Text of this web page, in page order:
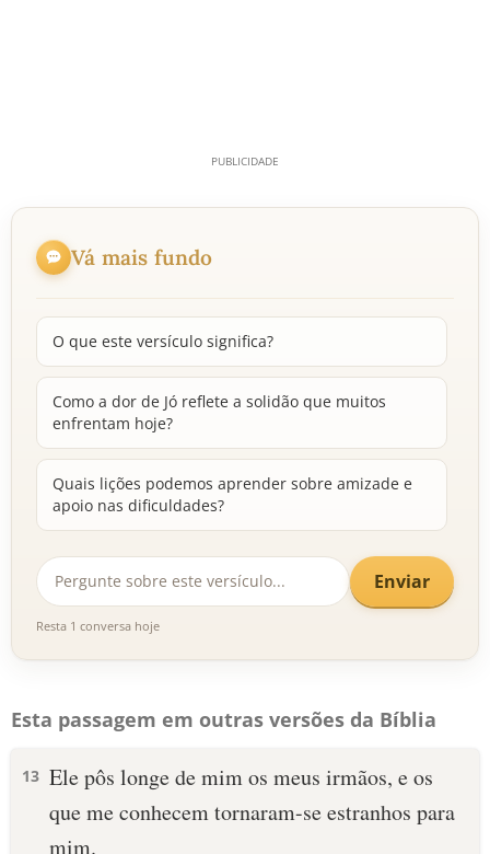
Vá mais fundo
O que este versículo significa?
Como a dor de Jó reflete a solidão que muitos
enfrentam hoje?
Quais lições podemos aprender sobre amizade e
apoio nas dificuldades?
Enviar
Resta 1 conversa hoje
Esta passagem em outras versões da Bíblia
13 Ele pôs longe de mim os meus irmãos, e os
que me conhecem tornaram-se estranhos para
mim.